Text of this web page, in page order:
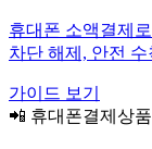
휴대폰 소액결제
차단 해제, 안전
가이드 보기
📲 휴대폰결제상